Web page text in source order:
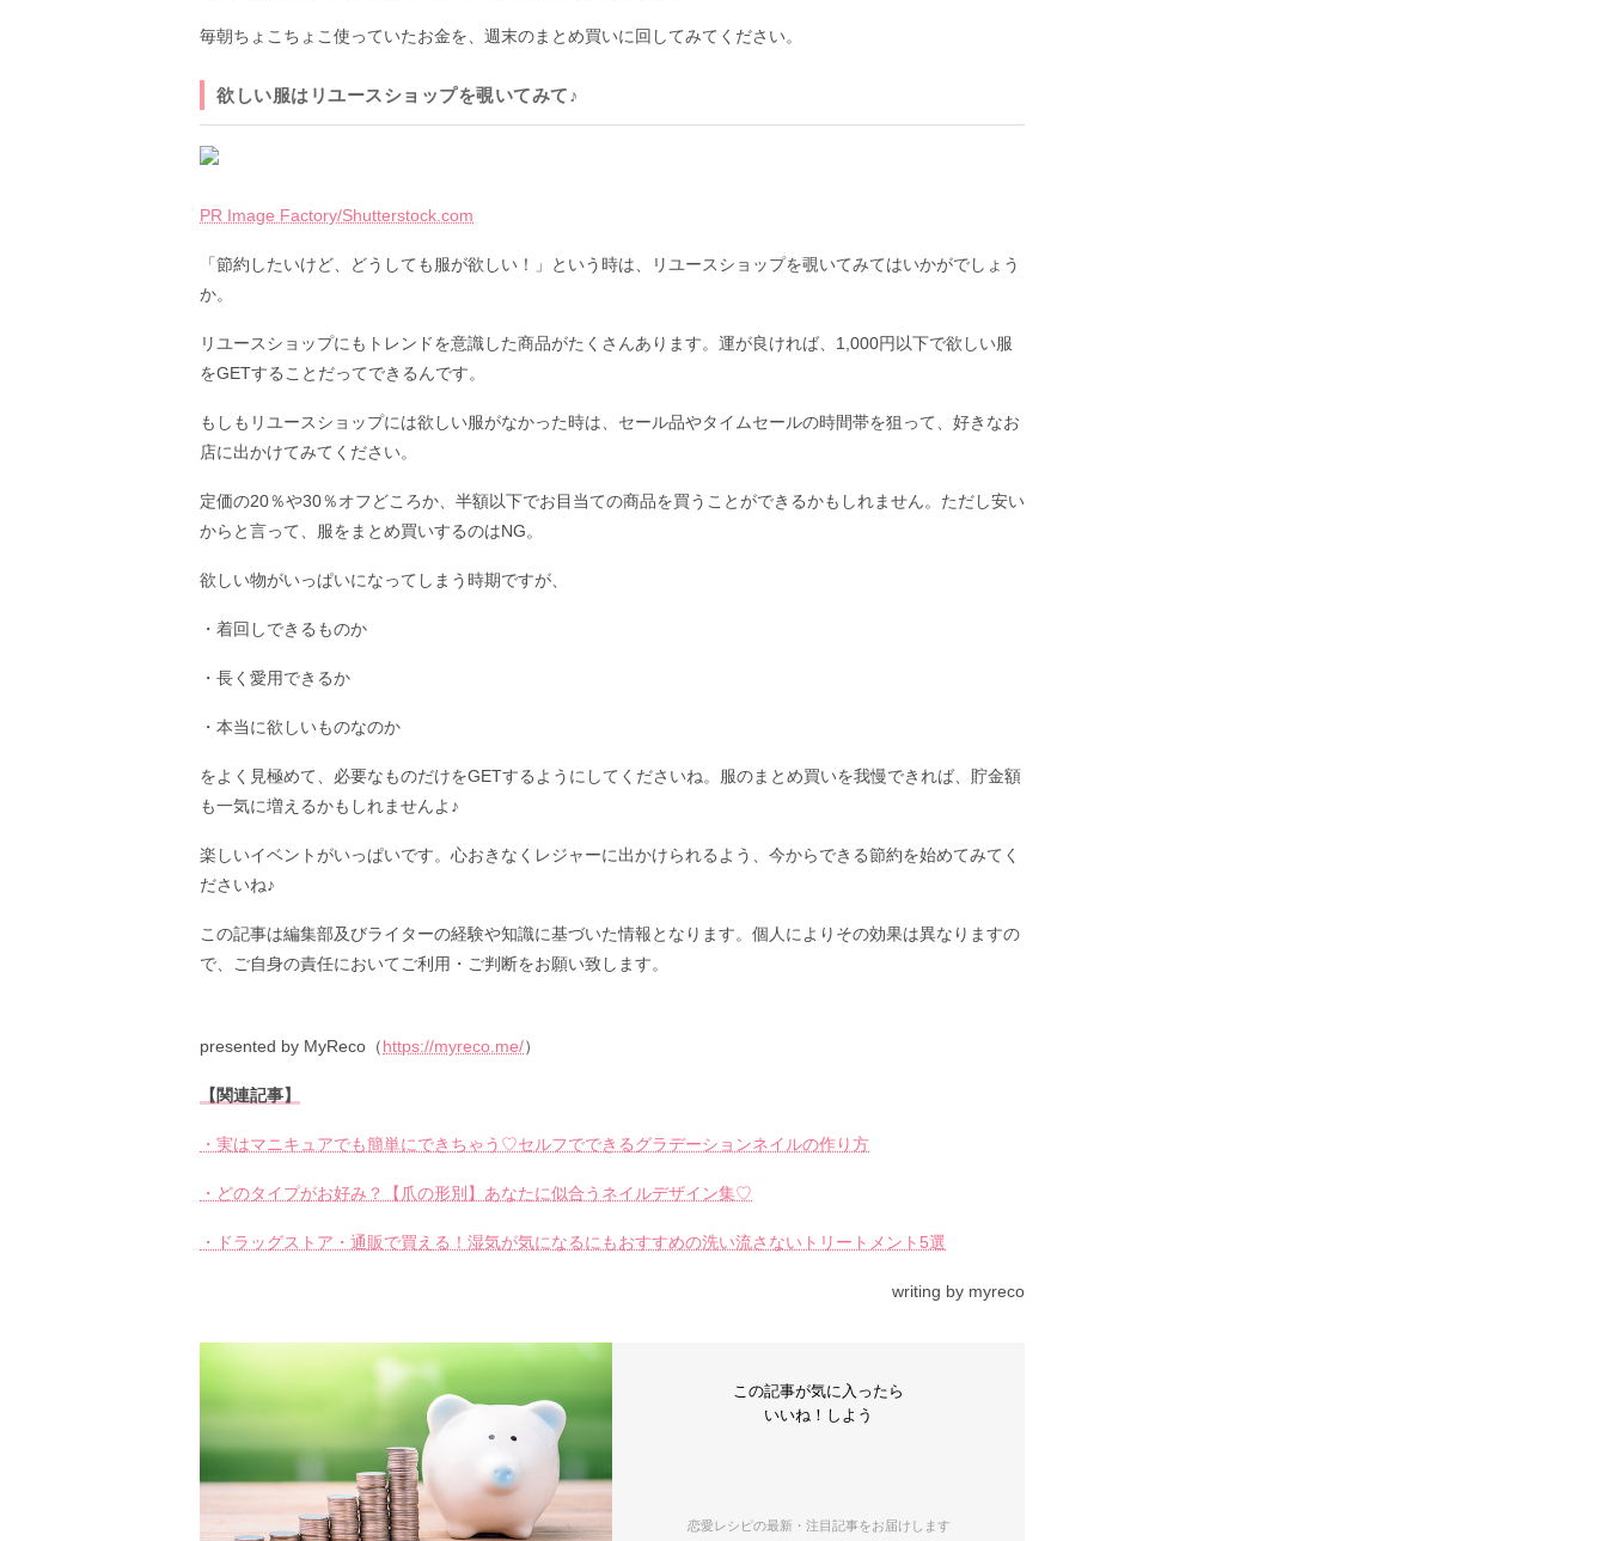
毎朝ちょこちょこ使っていたお金を、週末のまとめ買いに回してみてください。
欲しい服はリユースショップを覗いてみて♪
PR Image Factory/Shutterstock.com
「節約したいけど、どうしても服が欲しい！」という時は、リユースショップを覗いてみてはいかがでしょう
か。
リユースショップにもトレンドを意識した商品がたくさんあります。運が良ければ、1,000円以下で欲しい服
をGETすることだってできるんです。
もしもリユースショップには欲しい服がなかった時は、セール品やタイムセールの時間帯を狙って、好きなお
店に出かけてみてください。
定価の20％や30％オフどころか、半額以下でお目当ての商品を買うことができるかもしれません。ただし安い
からと言って、服をまとめ買いするのはNG。
欲しい物がいっぱいになってしまう時期ですが、
・着回しできるものか
・長く愛用できるか
・本当に欲しいものなのか
をよく見極めて、必要なものだけをGETするようにしてくださいね。服のまとめ買いを我慢できれば、貯金額
も一気に増えるかもしれませんよ♪
楽しいイベントがいっぱいです。心おきなくレジャーに出かけられるよう、今からできる節約を始めてみてく
ださいね♪
この記事は編集部及びライターの経験や知識に基づいた情報となります。個人によりその効果は異なりますの
で、ご自身の責任においてご利用・ご判断をお願い致します。
presented by MyReco（https://myreco.me/）
【関連記事】
・実はマニキュアでも簡単にできちゃう♡セルフでできるグラデーションネイルの作り方
・どのタイプがお好み？【爪の形別】あなたに似合うネイルデザイン集♡
・ドラッグストア・通販で買える！湿気が気になるにもおすすめの洗い流さないトリートメント5選
writing by myreco
この記事が気に入ったら
いいね！しよう
恋愛レシピの最新・注目記事をお届けします